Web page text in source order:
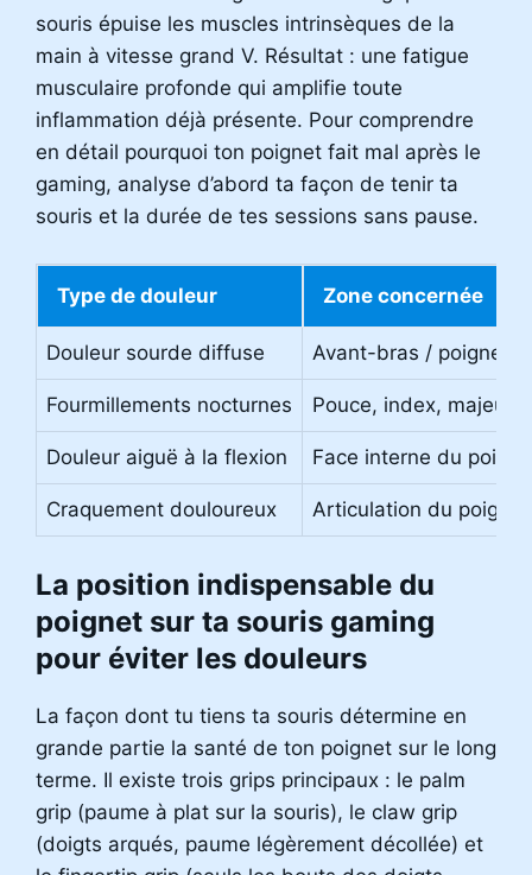
souris épuise les muscles intrinsèques de la
main à vitesse grand V. Résultat : une fatigue
musculaire profonde qui amplifie toute
inflammation déjà présente. Pour comprendre
en détail pourquoi ton poignet fait mal après le
gaming, analyse d’abord ta façon de tenir ta
souris et la durée de tes sessions sans pause.
Type de douleur Zone concernée
Douleur sourde diffuse Avant-bras / poignet
Fourmillements nocturnes Pouce, index, majeur
Douleur aiguë à la flexion Face interne du
Craquement douloureux Articulation du poignet
La position indispensable du
poignet sur ta souris gaming
pour éviter les douleurs
La façon dont tu tiens ta souris détermine en
grande partie la santé de ton poignet sur le long
terme. Il existe trois grips principaux : le palm
grip (paume à plat sur la souris), le claw grip
(doigts arqués, paume légèrement décollée) et